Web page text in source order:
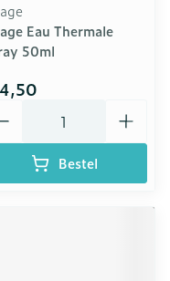
Eau Thermale
50ml
Bestel